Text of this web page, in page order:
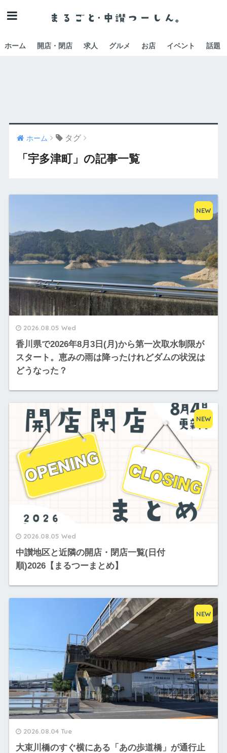
ホーム 開店・閉店 求人 グルメ お店 イベント 話題
ホーム タグ
「宇多津町」の記事一覧
2026.08.05 Wed
香川県で2026年8月3日(月)から第一次取水制限が
スタート。恵みの雨は降ったけれどダムの状況は
どうなった？
NEW
2026.08.05 Wed
中讃地区と近隣の開店・閉店一覧(日付
順)2026【まるつーまとめ】
NEW
2026.08.04 Tue
大束川橋のすぐ横にある「あの歩道橋」が通行止
NEW